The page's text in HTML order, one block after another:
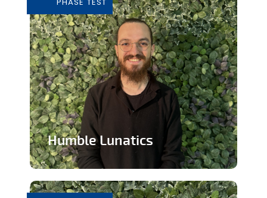
En savoir plus
Humble Lunatics
éthique